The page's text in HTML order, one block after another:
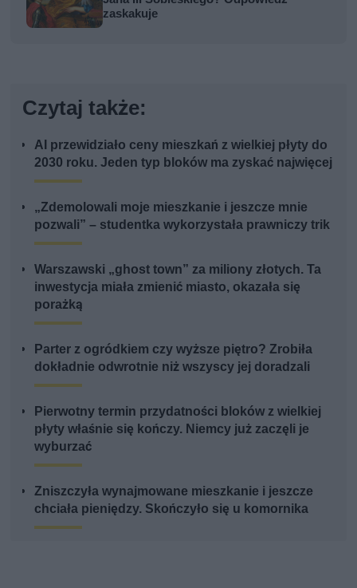
zaskakuje
Czytaj także:
AI przewidziało ceny mieszkań z wielkiej płyty do
2030 roku. Jeden typ bloków ma zyskać najwięcej
„Zdemolowali moje mieszkanie i jeszcze mnie
pozwali” – studentka wykorzystała prawniczy trik
Warszawski „ghost town” za miliony złotych. Ta
inwestycja miała zmienić miasto, okazała się
porażką
Parter z ogródkiem czy wyższe piętro? Zrobiła
dokładnie odwrotnie niż wszyscy jej doradzali
Pierwotny termin przydatności bloków z wielkiej
płyty właśnie się kończy. Niemcy już zaczęli je
wyburzać
Zniszczyła wynajmowane mieszkanie i jeszcze
chciała pieniędzy. Skończyło się u komornika